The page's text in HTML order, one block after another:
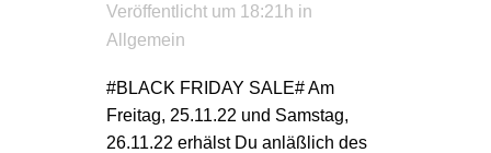
Veröffentlicht um 18:21h in
Allgemein
#BLACK FRIDAY SALE# Am
Freitag, 25.11.22 und Samstag,
26.11.22 erhälst Du anläßlich des